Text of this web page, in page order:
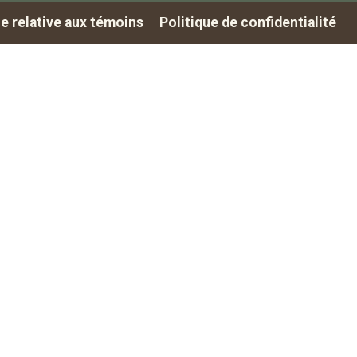
relative aux témoins Politique de confidentialité